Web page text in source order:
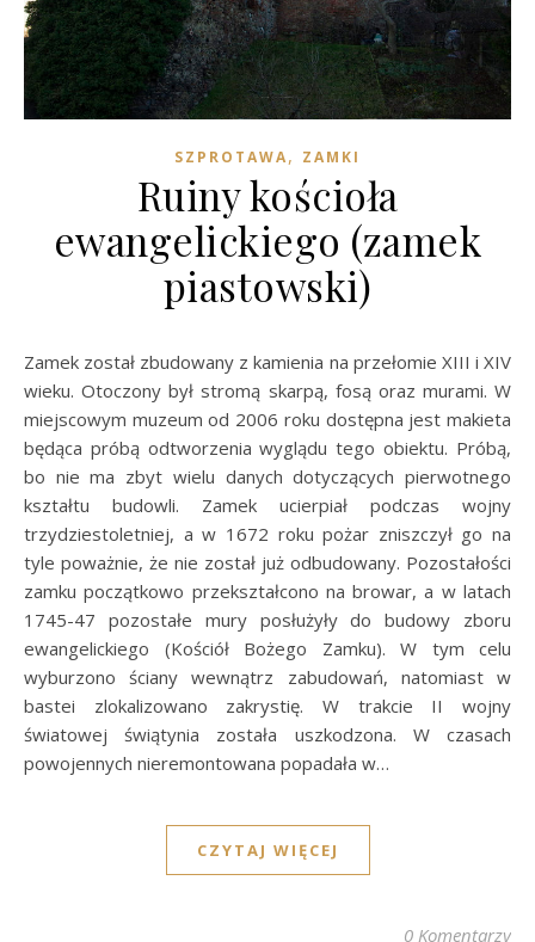
SZPROTAWA, ZAMKI
Ruiny kościoła
ewangelickiego (zamek
piastowski)
Zamek został zbudowany z kamienia na przełomie XIII i XIV
wieku. Otoczony był stromą skarpą, fosą oraz murami. W
miejscowym muzeum od 2006 roku dostępna jest makieta
będąca próbą odtworzenia wyglądu tego obiektu. Próbą,
bo nie ma zbyt wielu danych dotyczących pierwotnego
kształtu budowli. Zamek ucierpiał podczas wojny
trzydziestoletniej, a w 1672 roku pożar zniszczył go na
tyle poważnie, że nie został już odbudowany. Pozostałości
zamku początkowo przekształcono na browar, a w latach
1745-47 pozostałe mury posłużyły do budowy zboru
ewangelickiego (Kościół Bożego Zamku). W tym celu
wyburzono ściany wewnątrz zabudowań, natomiast w
bastei zlokalizowano zakrystię. W trakcie II wojny
światowej świątynia została uszkodzona. W czasach
powojennych nieremontowana popadała w…
CZYTAJ WIĘCEJ
0 Komentarzy